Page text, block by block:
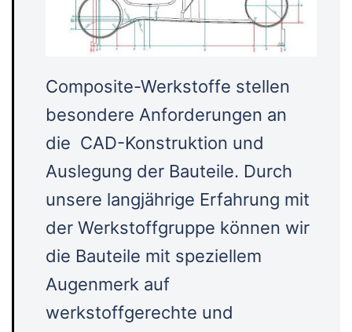
Composite-Werkstoffe stellen
besondere Anforderungen an
die CAD-Konstruktion und
Auslegung der Bauteile. Durch
unsere langjährige Erfahrung mit
der Werkstoffgruppe können wir
die Bauteile mit speziellem
Augenmerk auf
werkstoffgerechte und